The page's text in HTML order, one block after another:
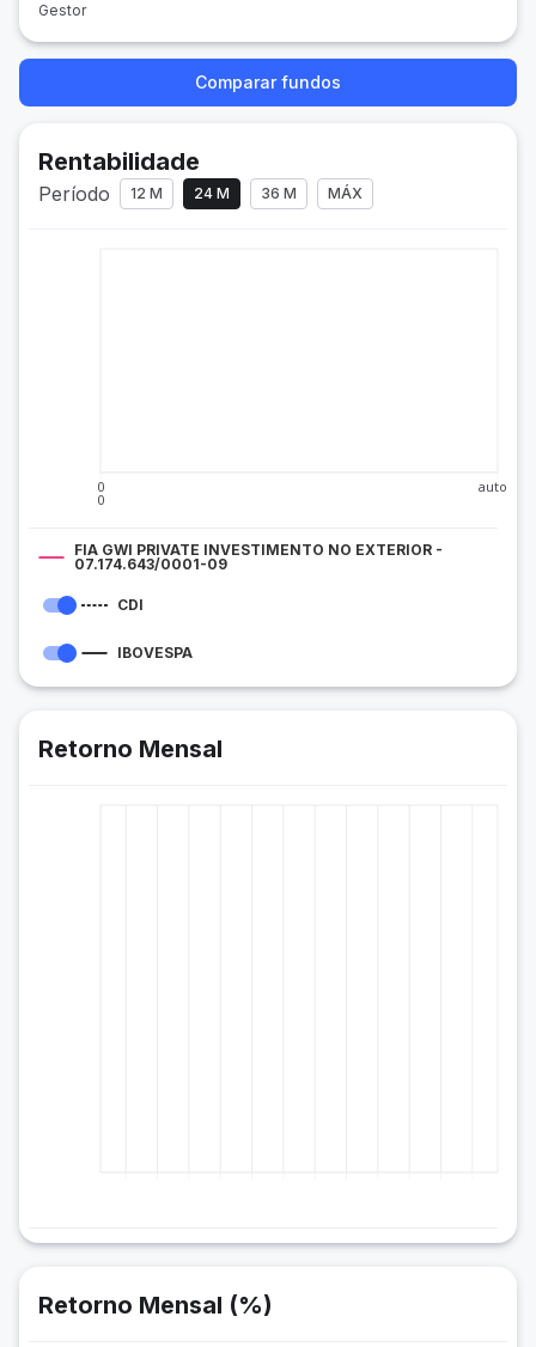
Gestor
Comparar fundos
Rentabilidade
Período 12 M 24 M 36 M MÁX
0
0
auto
FIA GWI PRIVATE INVESTIMENTO NO EXTERIOR -
07.174.643/0001-09
CDI
IBOVESPA
Retorno Mensal
Retorno Mensal (%)